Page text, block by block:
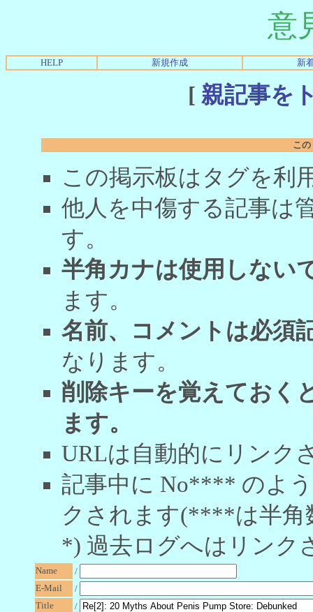
意
HELP 新規作成 新
[ 親記事を
こ
この掲示板はタグを利
他人を中傷する記事は
す。
半角カナは使用しない
ます。
名前、コメントは必須
なります。
削除キーを覚えておく
ます。
URLは自動的にリンク
記事中に No**** のよ
クされます(****は半角
*) 過去ログへはリンク
Name
/
E-Mail
/
Title
/